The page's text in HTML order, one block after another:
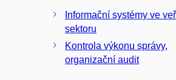
Informační systémy ve
sektoru
Kontrola výkonu správy,
organizační audit